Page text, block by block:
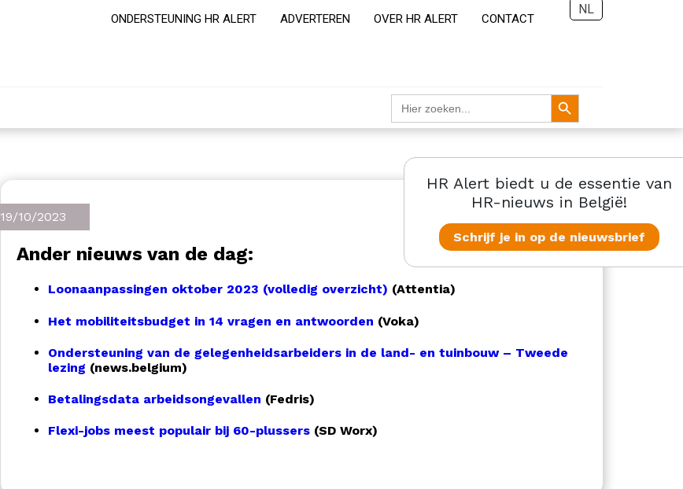
ONDERSTEUNING HR ALERT ADVERTEREN OVER HR ALERT CONTACT
NL
Zoek
naar:
Zoekknop
HR Alert biedt u de essentie van
HR-nieuws in België!
Schrijf je in op de nieuwsbrief
19/10/2023
Ander nieuws van de dag:
Loonaanpassingen oktober 2023 (volledig overzicht) (Attentia)
Het mobiliteitsbudget in 14 vragen en antwoorden (Voka)
Ondersteuning van de gelegenheidsarbeiders in de land- en tuinbouw – Tweede
lezing (news.belgium)
Betalingsdata arbeidsongevallen (Fedris)
Flexi-jobs meest populair bij 60-plussers (SD Worx)